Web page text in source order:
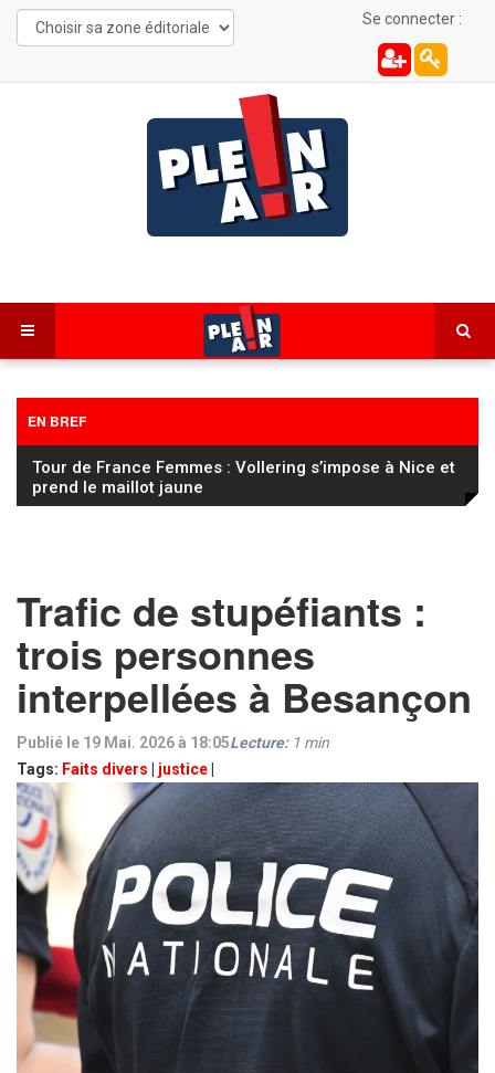
Se connecter :
EN BREF
Tour de France Femmes : Vollering s’impose à Nice et
prend le maillot jaune
Trafic de stupéfiants :
trois personnes
interpellées à Besançon
Publié le 19 Mai. 2026 à 18:05
Tags: Faits divers justice
Lecture: 1 min